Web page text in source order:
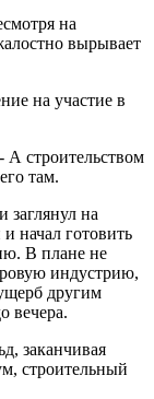
на
вырывает
на участие в
строительством
там.
заглянул на
начал готовить
В плане не
индустрию,
другим
вечера.
заканчивая
строительный